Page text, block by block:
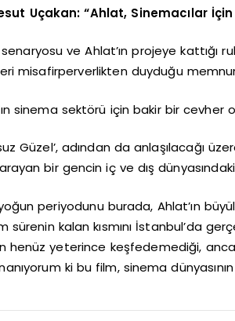
Uçakan: “Ahlat, Sinemacılar
ve Ahlat’ın projeye kattığı
misafirperverlikten duyduğu
sinema sektörü için bakir bir cevher
Güzel’, adından da anlaşılacağı
arayan bir gencin iç ve dış
periyodunu burada, Ahlat’ın
sürenin kalan kısmını İstanbul’da
henüz yeterince keşfedemediği,
ki bu film, sinema